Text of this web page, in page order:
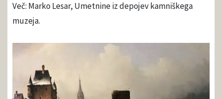
Več: Marko Lesar, Umetnine iz depojev kamniškega
muzeja.